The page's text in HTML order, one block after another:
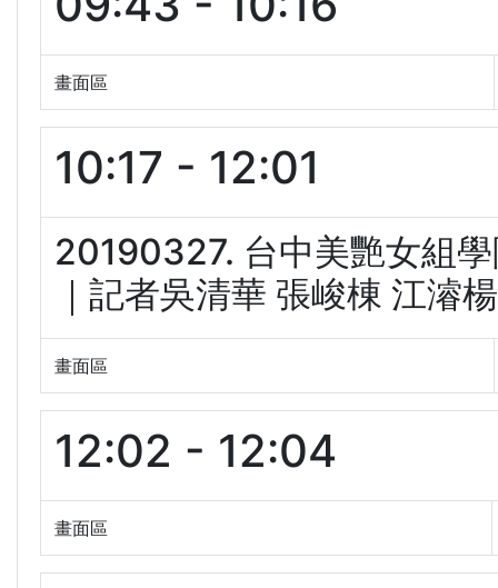
畫面區
10:17 - 12:01
20190327. 台中美艷女組
｜記者吳清華 張峻棟 江濬
畫面區
12:02 - 12:04
畫面區